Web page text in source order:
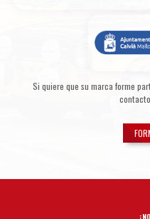
Si quiere que su marca forme